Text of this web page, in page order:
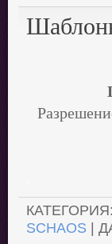
КАТЕГОРИЯ:
SCHAOS |